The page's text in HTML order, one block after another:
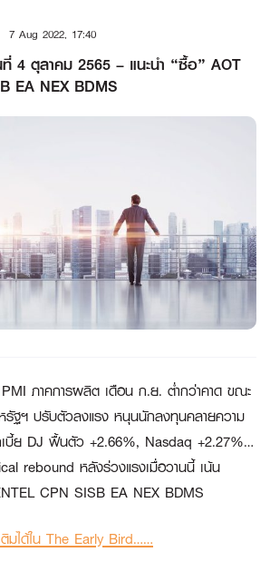
7 Aug 2022, 17:40
4 ตุลาคม 2565 – แนะนำ “ซื้อ” AOT
EA NEX BDMS
ภาคการผลิต เดือน ก.ย. ต่ำกว่าคาด ขณะ
ฐฯ ปรับตัวลงแรง หนุนนักลงทุนคลายความ
บี้ย DJ ฟื้นตัว +2.66%, Nasdaq +2.27%…
rebound หลังร่วงแรงเมื่อวานนี้ เน้น
CPN SISB EA NEX BDMS
ติมได้ใน The Early Bird……